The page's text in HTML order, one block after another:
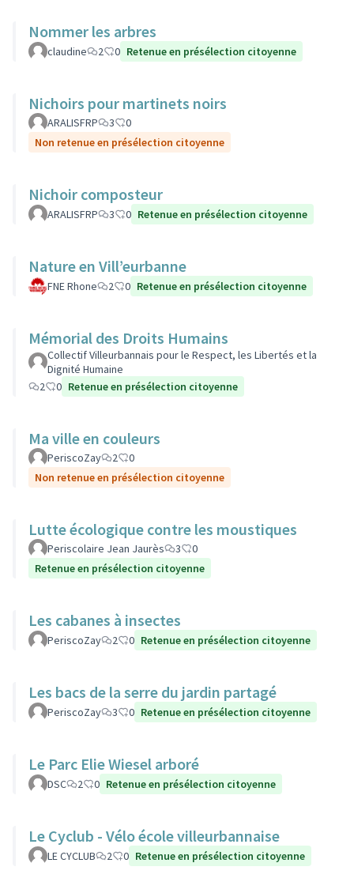
Nommer les arbres
claudine 2 0 Retenue en présélection citoyenne
Nichoirs pour martinets noirs
ARALISFRP 3
0
Non retenue en présélection citoyenne
Nichoir composteur
ARALISFRP 3 0 Retenue en présélection citoyenne
Nature en Vill’eurbanne
FNE Rhone 2 0 Retenue en présélection citoyenne
Mémorial des Droits Humains
Collectif Villeurbannais pour le Respect, les Libertés et la
Dignité Humaine
2
0 Retenue en présélection citoyenne
Ma ville en couleurs
PeriscoZay 2
0
Non retenue en présélection citoyenne
Lutte écologique contre les moustiques
Periscolaire Jean Jaurès 3
0
Retenue en présélection citoyenne
Les cabanes à insectes
PeriscoZay 2 0 Retenue en présélection citoyenne
Les bacs de la serre du jardin partagé
PeriscoZay 3 0 Retenue en présélection citoyenne
Le Parc Elie Wiesel arboré
DSC 2 0 Retenue en présélection citoyenne
Le Cyclub - Vélo école villeurbannaise
LE CYCLUB 2 0 Retenue en présélection citoyenne